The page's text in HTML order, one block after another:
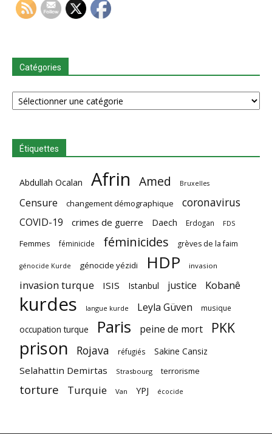
Catégories
Catégories
Étiquettes
Abdullah Ocalan Afrin Amed Bruxelles
Censure changement démographique coronavirus
COVID-19 crimes de guerre Daech Erdogan FDS
Femmes féminicide féminicides grèves de la faim
génocide Kurde génocide yézidi HDP invasion
invasion turque ISIS Istanbul justice Kobanê
kurdes langue kurde Leyla Güven musique
occupation turque Paris peine de mort PKK
prison Rojava réfugiés Sakine Cansiz
Selahattin Demirtas Strasbourg terrorisme
torture Turquie Van YPJ écocide